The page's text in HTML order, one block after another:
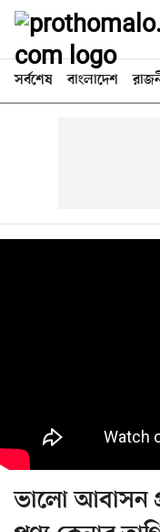
সর্বশেষ বাংলাদেশ
ভালো আবাসন